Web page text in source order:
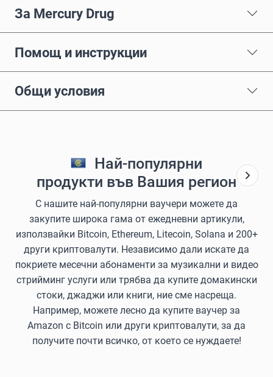
За Mercury Drug
Помощ и инструкции
Общи условия
Най-популярни
продукти във Вашия регион
С нашите най-популярни ваучери можете да
закупите широка гама от ежедневни артикули,
използвайки Bitcoin, Ethereum, Litecoin, Solana и 200+
други криптовалути. Независимо дали искате да
покриете месечни абонаменти за музикални и видео
стрийминг услуги или трябва да купите домакински
стоки, джаджи или книги, ние сме насреща.
Например, можете лесно да купите ваучер за
Amazon с Bitcoin или други криптовалути, за да
получите почти всичко, от което се нуждаете!